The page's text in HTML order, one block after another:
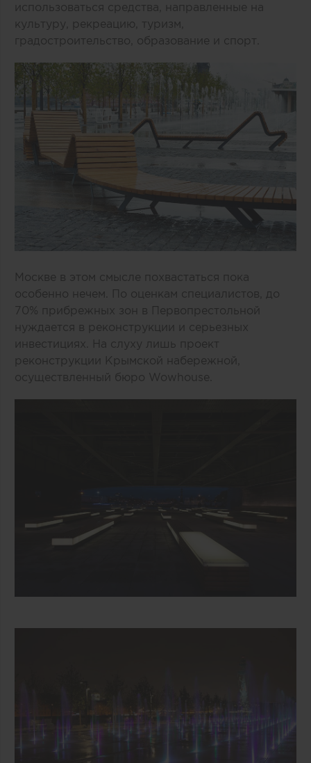
использоваться средства, направленные на
культуру, рекреацию, туризм,
градостроительство, образование и спорт.
Москве в этом смысле похвастаться пока
особенно нечем. По оценкам специалистов, до
70% прибрежных зон в Первопрестольной
нуждается в реконструкции и серьезных
инвестициях. На слуху лишь проект
реконструкции Крымской набережной,
осуществленный бюро Wowhouse.